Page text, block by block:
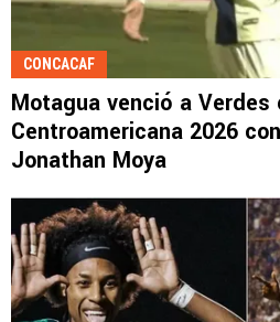
CONCACAF
Motagua venció a Verdes
Centroamericana 2026
Jonathan Moya